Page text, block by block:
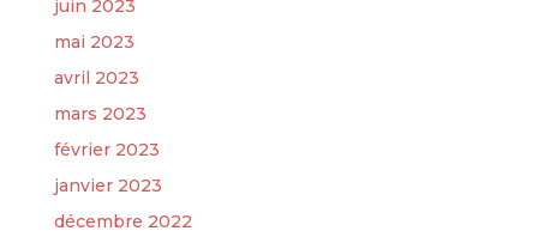
juin 2023
mai 2023
avril 2023
mars 2023
février 2023
janvier 2023
décembre 2022